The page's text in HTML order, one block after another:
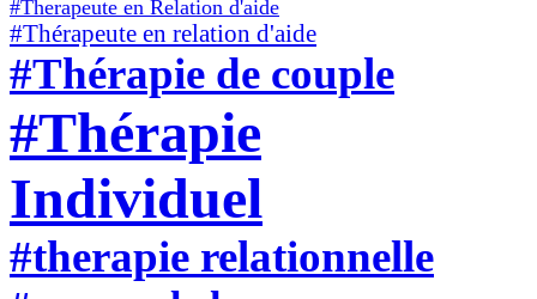
#Therapeute en Relation d'aide
#Thérapeute en relation d'aide
#Thérapie de couple
#Thérapie
Individuel
#therapie relationnelle